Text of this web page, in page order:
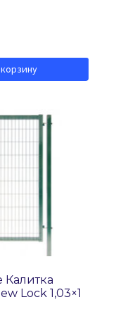
Калитка
Lock 1,03×1